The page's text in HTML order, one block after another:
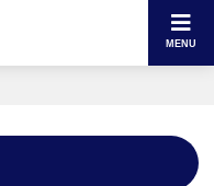
MENU